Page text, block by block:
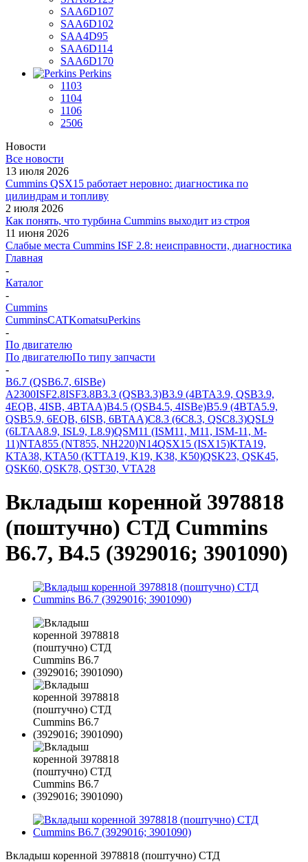
SAA6D107
SAA6D102
SAA4D95
SAA6D114
SAA6D170
Perkins
1103
1104
1106
2506
Новости
Все новости
13 июля 2026
Cummins QSX15 работает неровно: диагностика по
цилиндрам и топливу
2 июля 2026
Как понять, что турбина Cummins выходит из строя
11 июня 2026
Слабые места Cummins ISF 2.8: неисправности, диагностика
Главная
-
Каталог
-
Cummins
CumminsCATKomatsuPerkins
-
По двигателю
По двигателюПо типу запчасти
-
B6.7 (QSB6.7, 6ISBe)
A2300ISF2.8ISF3.8B3.3 (QSB3.3)B3.9 (4BTA3.9, QSB3.9,
4EQB, 4ISB, 4BTAA)B4.5 (QSB4.5, 4ISBe)B5.9 (4BTA5.9,
QSB5.9, 6EQB, 6ISB, 6BTAA)C8.3 (6C8.3, QSC8.3)QSL9
(6LTAA8.9, ISL9, L8.9)QSM11 (ISM11, M11, ISM-11, M-
11)NTA855 (NT855, NH220)N14QSX15 (ISX15)KTA19,
KTA38, KTA50 (KTTA19, K19, K38, K50)QSK23, QSK45,
QSK60, QSK78, QST30, VTA28
Вкладыш коренной 3978818
(поштучно) СТД Cummins
B6.7, B4.5 (3929016; 3901090)
Вкладыш коренной 3978818 (поштучно) СТД